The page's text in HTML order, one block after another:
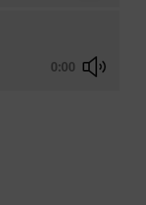
0:00